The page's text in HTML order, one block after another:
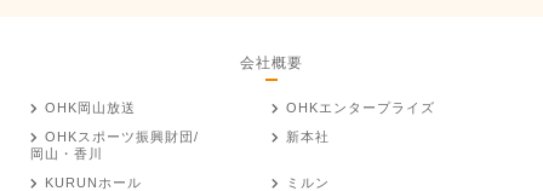
会社概要
OHK岡山放送
OHKエンタープライズ
OHKスポーツ振興財団/
岡山・香川
新本社
KURUNホール
ミルン